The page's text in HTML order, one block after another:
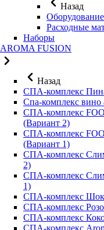
Назад
Оборудование
Расходные
Наборы
AROMA FUSION
Назад
СПА-комплекс
Cпа-комплекс вино
СПА-комплекс
(Вариант 2)
СПА-комплекс
(Вариант 1)
СПА-комплекс
2)
СПА-комплекс
1)
СПА-комплекс
СПА-комплекс
СПА-комплекс
СПА-комплекс